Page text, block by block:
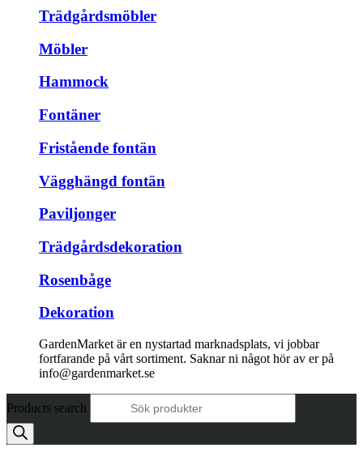
Trädgårdsmöbler
Möbler
Hammock
Fontäner
Fristående fontän
Vägghängd fontän
Paviljonger
Trädgårdsdekoration
Rosenbåge
Dekoration
GardenMarket är en nystartad marknadsplats, vi jobbar
fortfarande på vårt sortiment. Saknar ni något hör av er på
info@gardenmarket.se
Products search